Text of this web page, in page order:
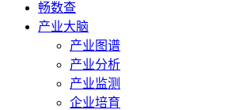
畅数查
产业大脑
产业图谱
产业分析
产业监测
企业培育